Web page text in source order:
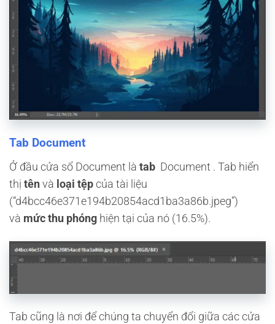
Tab Document
Ở đầu cửa sổ Document là tab Document . Tab hiển
thị tên và loại tệp của tài liệu
(“d4bcc46e371e194b20854acd1ba3a86b.jpeg”)
và mức thu phóng hiện tại của nó (16.5%).
Tab cũng là nơi để chúng ta chuyển đổi giữa các cửa